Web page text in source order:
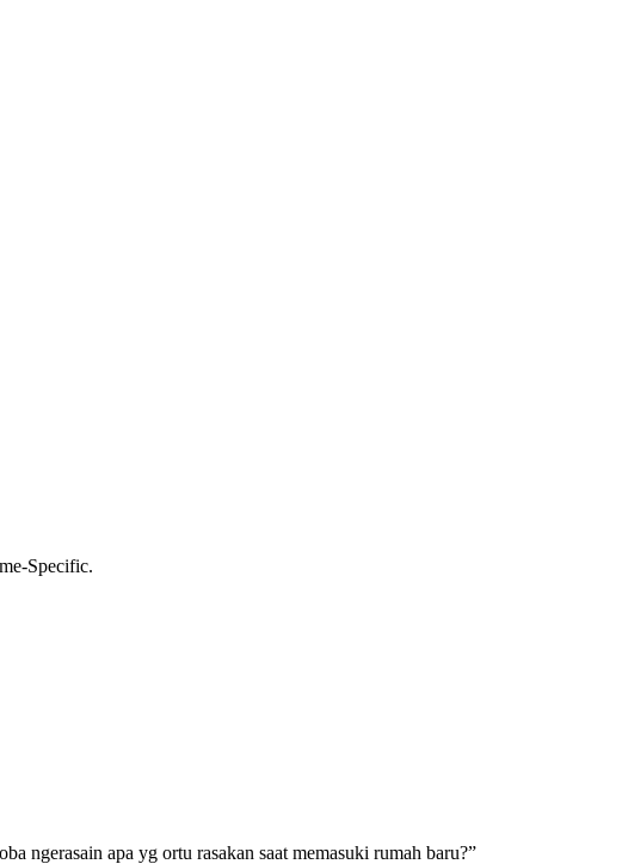
Specific.
ngerasain apa yg ortu rasakan saat memasuki rumah baru?”